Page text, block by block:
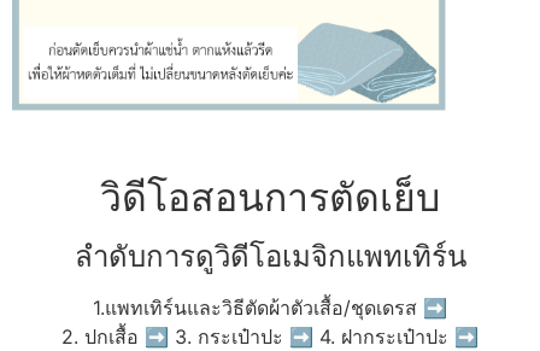
วิดีโอสอนการตัดเย็บ
ลำดับการดูวิดีโอเมจิกแพทเทิร์น
1.แพทเทิร์นและวิธีตัดผ้าตัวเสื้อ/ชุดเดรส ➡
2. ปกเสื้อ ➡ 3. กระเป๋าปะ ➡ 4. ฝากระเป๋าปะ ➡